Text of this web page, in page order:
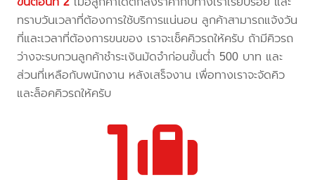
ทราบวันเวลาที่ต้องการใช้บริการแน่นอน ลูกค้าสามารถแจ้งวัน
ที่และเวลาที่ต้องการขนของ เราจะเช็คคิวรถให้ครับ ถ้ามีคิวรถ
ว่างจะรบกวนลูกค้าชำระเงินมัดจำก่อนขั้นต่ำ 500 บาท และ
ส่วนที่เหลือกับพนักงาน หลังเสร็จงาน เพื่อทางเราจะจัดคิว
และล็อคคิวรถให้ครับ